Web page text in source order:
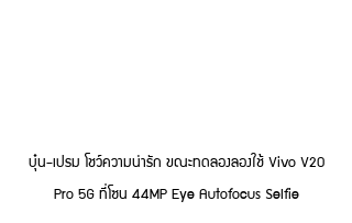
บุ๋น-เปรม โชว์ความน่ารัก ขณะทดลองลองใช้ Vivo V20
Pro 5G ที่โซน 44MP Eye Autofocus Selfie